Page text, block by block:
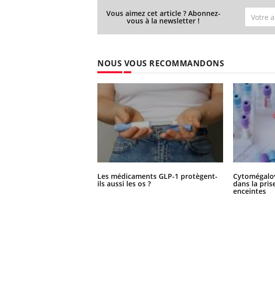
Vous aimez cet article ? Abonnez-
vous à la newsletter !
NOUS VOUS RECOMMANDONS
Les médicaments GLP-1 protègent-
ils aussi les os ? dans la
enceintes